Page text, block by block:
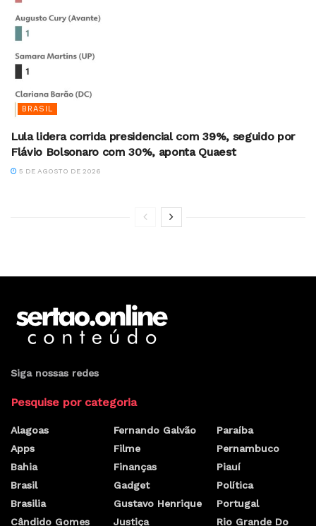
BRASIL
Lula lidera corrida presidencial com 39%, seguido por
Flávio Bolsonaro com 30%, aponta Quaest
5 DE AGOSTO DE 2026
Siga nossas redes
Pesquise por categoria
Alagoas
Apps
Bahia
Brasil
Brasilia
Cândido Gomes
Fernando Galvão
Filme
Finanças
Gadget
Gustavo Henrique
Justiça
Paraíba
Pernambuco
Piauí
Política
Portugal
Rio Grande Do